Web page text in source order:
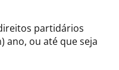
partidários
ano, ou até que seja